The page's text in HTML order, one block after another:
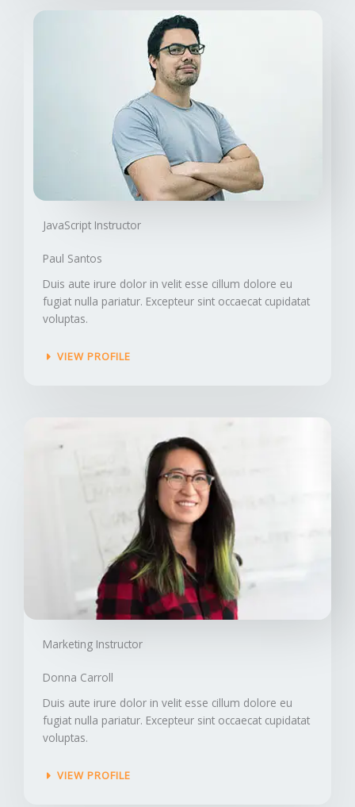
JavaScript Instructor​
Paul Santos
Duis aute irure dolor in velit esse cillum dolore eu
fugiat nulla pariatur. Excepteur sint occaecat cupidatat
voluptas.
VIEW PROFILE
Marketing Instructor​
Donna Carroll​
Duis aute irure dolor in velit esse cillum dolore eu
fugiat nulla pariatur. Excepteur sint occaecat cupidatat
voluptas.
VIEW PROFILE